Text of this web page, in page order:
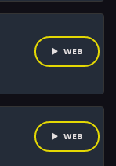
WEB
WEB